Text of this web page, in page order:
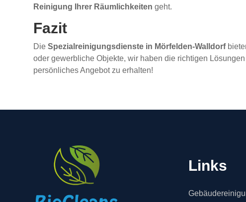
Reinigung Ihrer Räumlichkeiten geht.
Fazit
DieSpezialreinigungsdienste in Mörfelden-Walldorf
oder gewerbliche Objekte, wir haben die richtigen
persönliches Angebot zu erhalten!
Links